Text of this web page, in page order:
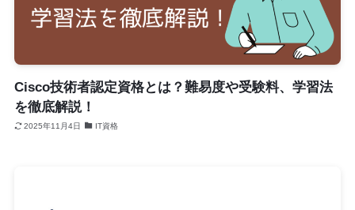
Cisco技術者認定資格とは？難易度や受験料、学習法
を徹底解説！
2025年11月4日 IT資格